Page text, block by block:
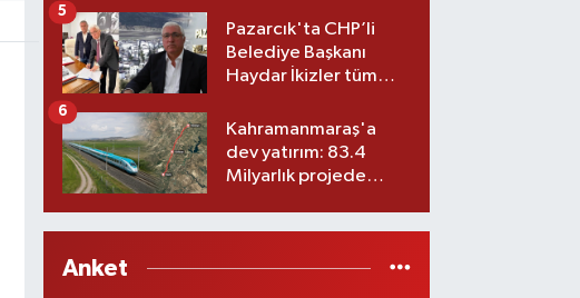
görev değişikliği!
Pazarcık'ta CHP’li
Belediye Başkanı
Haydar İkizler tüm
yeni partisi
5
Kahramanmaraş'a
dev yatırım: 83.4
Milyarlık projede
6
Anket